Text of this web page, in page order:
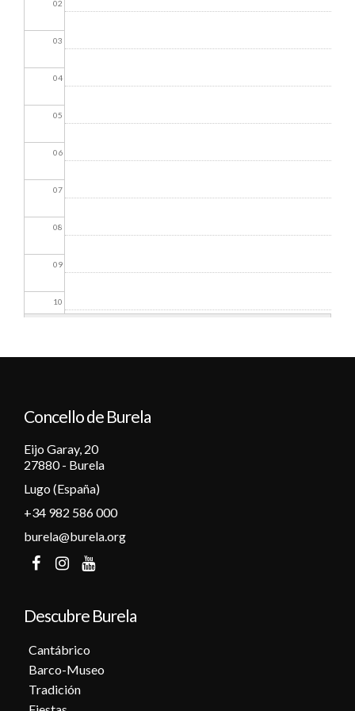
02
03
04
05
06
07
08
09
10
13
14
15
17
20
Concello de Burela
Eijo Garay, 20
27880 - Burela
Lugo (España)
+34 982 586 000
burela@burela.org
Descubre Burela
Cantábrico
Barco-Museo
Tradición